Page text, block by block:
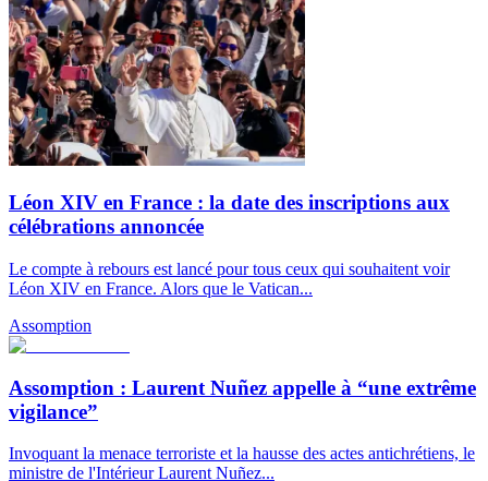
Léon XIV en France : la date des inscriptions aux
célébrations annoncée
Le compte à rebours est lancé pour tous ceux qui souhaitent voir
Léon XIV en France. Alors que le Vatican...
Assomption
Assomption : Laurent Nuñez appelle à “une extrême
vigilance”
Invoquant la menace terroriste et la hausse des actes antichrétiens, le
ministre de l'Intérieur Laurent Nuñez...